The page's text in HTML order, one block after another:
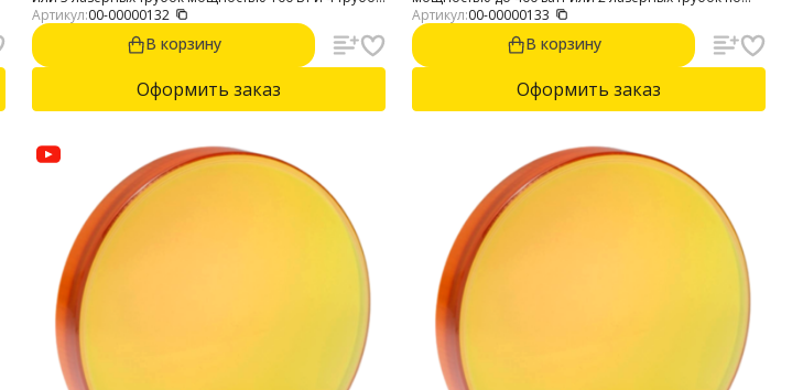
80 Вт. Мощность охлаждения 3000 Вт.
Артикул:00-00000132
В корзину
Оформить заказ
200 Вт.
Артикул:00-00000133
В корзину
Оформить заказ